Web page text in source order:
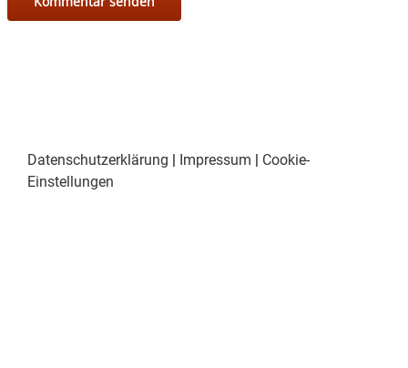
Datenschutzerklärung | Impressum | Cookie-
Einstellungen